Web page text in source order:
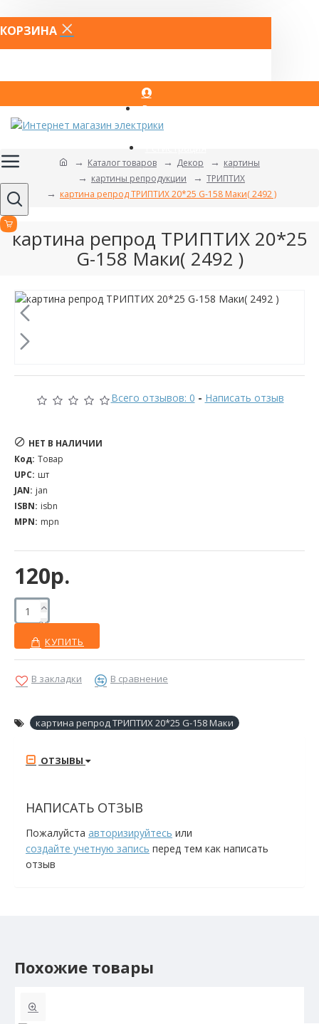
КОРЗИНА
Вход
Каталог товаров Декор
картины
картины репродукции
ТРИПТИХ
картина репрод ТРИПТИХ 20*25 G-158 Маки( 2492 )
картина репрод ТРИПТИХ 20*25
G-158 Маки( 2492 )
Всего отзывов: 0 - Написать отзыв
120р.
НЕТ В НАЛИЧИИ
Код: Товар
UPC: шт
JAN: jan
ISBN: isbn
MPN: mpn
КУПИТЬ
В закладки В сравнение
картина репрод ТРИПТИХ 20*25 G-158 Маки
ОТЗЫВЫ
НАПИСАТЬ ОТЗЫВ
Пожалуйста авторизируйтесь или
создайте учетную запись перед тем как написать
отзыв
Похожие товары